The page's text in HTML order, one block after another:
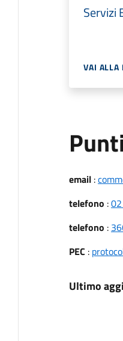
Servizi
VAI ALLA
email:
telefono :
telefono :
PEC :
Ultimo